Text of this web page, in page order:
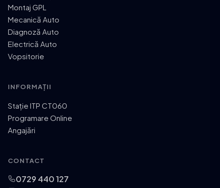
Montaj GPL
Mecanică Auto
Diagnoză Auto
Electrică Auto
Vopsitorie
INFORMAȚII
Stație ITP CT060
Programare Online
Angajări
CONTACT
0729 440 127